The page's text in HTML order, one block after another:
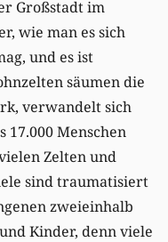
Großstadt im
wie man es sich
und es ist
säumen die
verwandelt sich
Menschen
Zelten und
sind traumatisiert
zweieinhalb
Kinder, denn viele